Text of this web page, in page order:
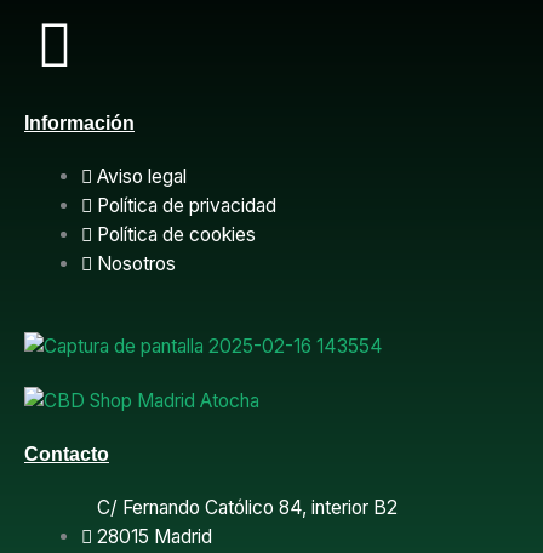
F
a
c
e
b
o
o
k
Información
Aviso legal
Política de privacidad
Política de cookies
Nosotros
Contacto
C/ Fernando Católico 84, interior B2
28015 Madrid